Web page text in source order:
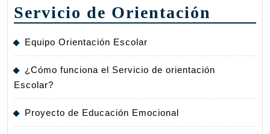
Servicio de Orientación
Equipo Orientación Escolar
¿Cómo funciona el Servicio de orientación
Escolar?
Proyecto de Educación Emocional